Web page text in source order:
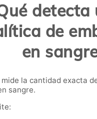
detecta
de
en
la cantidad exacta
sangre.